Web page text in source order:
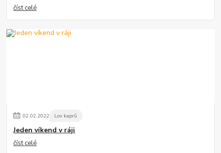
číst celé
02.02.2022 Lov kaprů
Jeden víkend v ráji
číst celé